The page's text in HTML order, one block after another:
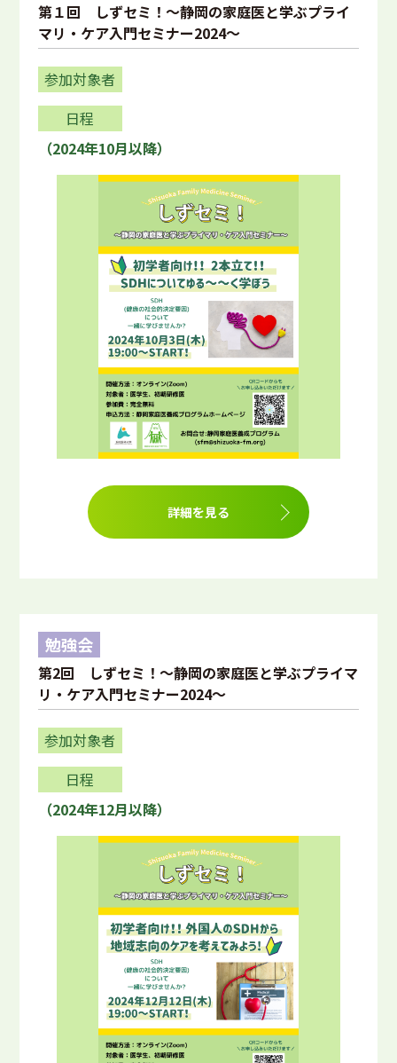
第１回 しずセミ！～静岡の家庭医と学ぶプライ
マリ・ケア入門セミナー2024～
参加対象者
日程
（2024年10月以降）
詳細を見る
勉強会
第2回 しずセミ！～静岡の家庭医と学ぶプライマ
リ・ケア入門セミナー2024～
参加対象者
日程
（2024年12月以降）